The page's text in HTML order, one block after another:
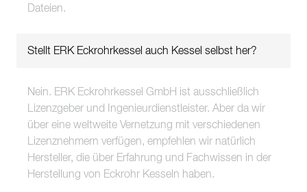
Dateien.
Stellt ERK Eckrohrkessel auch Kessel selbst her?
Nein. ERK Eckrohrkessel GmbH ist ausschließlich
Lizenzgeber und Ingenieurdienstleister. Aber da wir
über eine weltweite Vernetzung mit verschiedenen
Lizenznehmern verfügen, empfehlen wir natürlich
Hersteller, die über Erfahrung und Fachwissen in der
Herstellung von Eckrohr Kesseln haben.